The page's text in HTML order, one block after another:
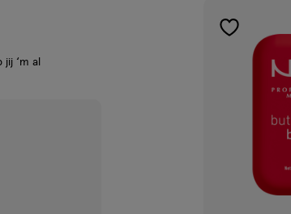
‘m al
toevoegen
verlanglijst